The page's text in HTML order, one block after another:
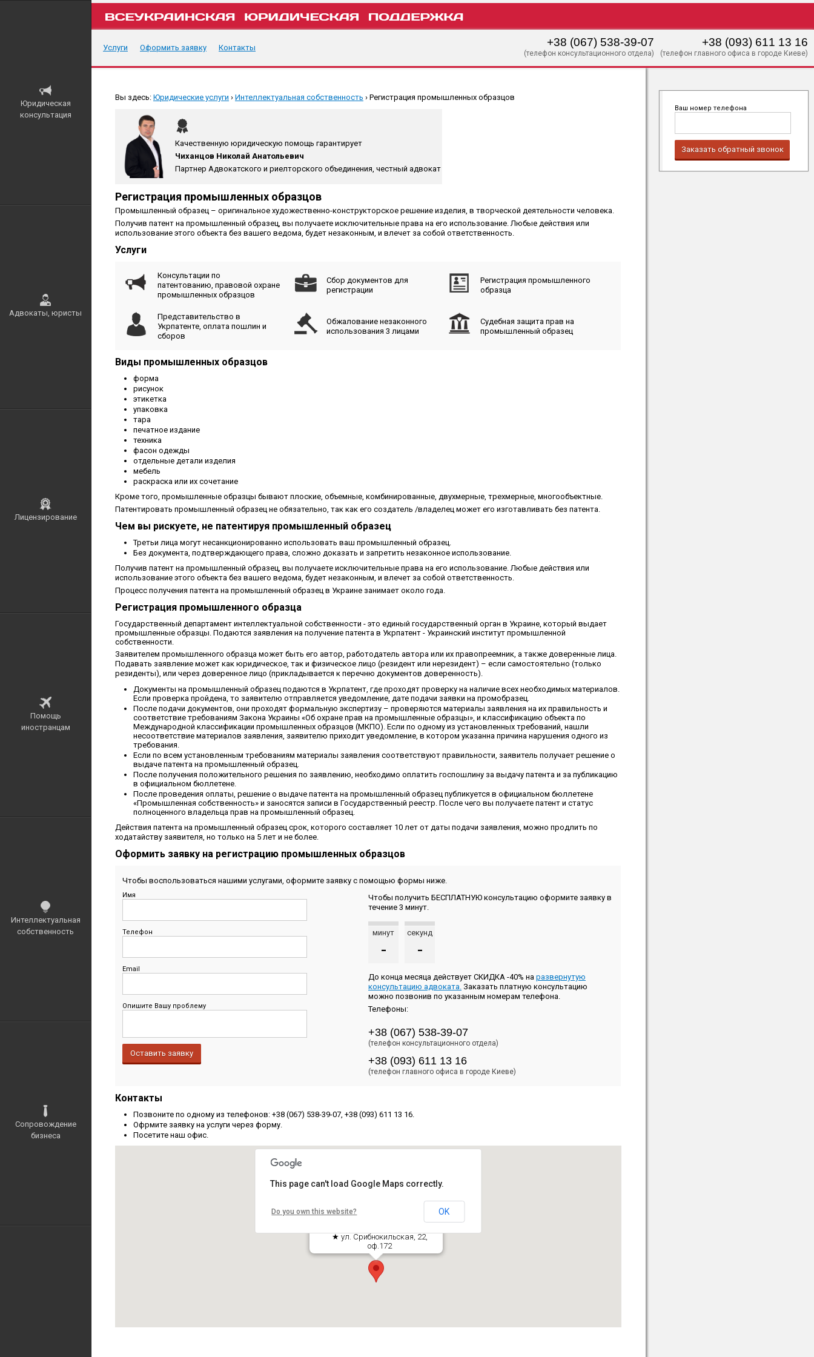
Ваш номер телефона
Заказать обратный звонок
Юридическая
консультация
Адвокаты, юристы
Лицензирование
Помощь
иностранцам
Интеллектуальная
собственность
Сопровождение
бизнеса
Услуги Оформить заявку Контакты +38 (067) 538-39-07
(телефон консультационного отдела)
+38 (093) 611 13 16
(телефон главного офиса в городе Киеве)
Вы здесь: Юридические услуги › Интеллектуальная собственность › Регистрация промышленных образцов
Качественную юридическую помощь гарантирует
Чиханцов Николай Анатольевич
Партнер Адвокатского и риелторского объединения, честный адвокат
Регистрация промышленных образцов
Промышленный образец – оригинальное художественно-конструкторское решение изделия, в творческой деятельности человека.
Получив патент на промышленный образец, вы получаете исключительные права на его использование. Любые действия или
использование этого объекта без вашего ведома, будет незаконным, и влечет за собой ответственность.
Услуги
Консультации по
патентованию, правовой охране
промышленных образцов
Сбор документов для
регистрации
Регистрация промышленного
образца
Представительство в
Укрпатенте, оплата пошлин и
сборов
Обжалование незаконного
использования 3 лицами
Судебная защита прав на
промышленный образец
Виды промышленных образцов
форма
рисунок
этикетка
упаковка
тара
печатное издание
техника
фасон одежды
отдельные детали изделия
мебель
раскраска или их сочетание
Кроме того, промышленные образцы бывают плоские, объемные, комбинированные, двухмерные, трехмерные, многообъектные.
Патентировать промышленный образец не обязательно, так как его создатель /владелец может его изготавливать без патента.
Чем вы рискуете, не патентируя промышленный образец
Третьи лица могут несанкционированно использовать ваш промышленный образец.
Без документа, подтверждающего права, сложно доказать и запретить незаконное использование.
Получив патент на промышленный образец, вы получаете исключительные права на его использование. Любые действия или
использование этого объекта без вашего ведома, будет незаконным, и влечет за собой ответственность.
Процесс получения патента на промышленный образец в Украине занимает около года.
Регистрация промышленного образца
Государственный департамент интеллектуальной собственности - это единый государственный орган в Украине, который выдает
промышленные образцы. Подаются заявления на получение патента в Укрпатент - Украинский институт промышленной
собственности.
Заявителем промышленного образца может быть его автор, работодатель автора или их правопреемник, а также доверенные лица.
Подавать заявление может как юридическое, так и физическое лицо (резидент или нерезидент) – если самостоятельно (только
резиденты), или через доверенное лицо (прикладывается к перечню документов доверенность).
Документы на промышленный образец подаются в Укрпатент, где проходят проверку на наличие всех необходимых материалов.
Если проверка пройдена, то заявителю отправляется уведомление, дате подачи заявки на промобразец.
После подачи документов, они проходят формальную экспертизу – проверяются материалы заявления на их правильность и
соответствие требованиям Закона Украины «Об охране прав на промышленные образцы», и классификацию объекта по
Международной классификации промышленных образцов (МКПО). Если по одному из установленных требований, нашли
несоответствие материалов заявления, заявителю приходит уведомление, в котором указанна причина нарушения одного из
требования.
Если по всем установленным требованиям материалы заявления соответствуют правильности, заявитель получает решение о
выдаче патента на промышленный образец.
После получения положительного решения по заявлению, необходимо оплатить госпошлину за выдачу патента и за публикацию
в официальном бюллетене.
После проведения оплаты, решение о выдаче патента на промышленный образец публикуется в официальном бюллетене
«Промышленная собственность» и заносятся записи в Государственный реестр. После чего вы получаете патент и статус
полноценного владельца прав на промышленный образец.
Действия патента на промышленный образец срок, которого составляет 10 лет от даты подачи заявления, можно продлить по
ходатайству заявителя, но только на 5 лет и не более.
Оформить заявку на регистрацию промышленных образцов
Чтобы воспользоваться нашими услугами, оформите заявку с помощью формы ниже.
Имя
Телефон
Email
Опишите Вашу проблему
Оставить заявку
Чтобы получить БЕСПЛАТНУЮ консультацию оформите заявку в
течение 3 минут.
минут
-
секунд
-
До конца месяца действует СКИДКА -40% на развернутую
консультацию адвоката. Заказать платную консультацию
можно позвонив по указанным номерам телефона.
Телефоны:
+38 (067) 538-39-07
(телефон консультационного отдела)
+38 (093) 611 13 16
(телефон главного офиса в городе Киеве)
Контакты
Позвоните по одному из телефонов: +38 (067) 538-39-07, +38 (093) 611 13 16.
Офрмите заявку на услуги через форму.
Посетите наш офис.
Адвокатское и риелторское
★ ул. Срибнокильская, 22,
оф.172
This page can't load Google Maps correctly.
Do you own this website? OK